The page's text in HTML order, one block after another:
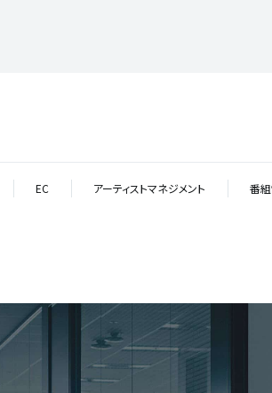
EC アーティストマネジメント 番